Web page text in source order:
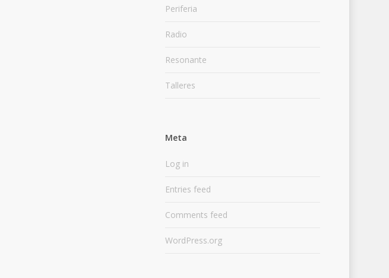
Periferia
Radio
Resonante
Talleres
Meta
Log in
Entries feed
Comments feed
WordPress.org